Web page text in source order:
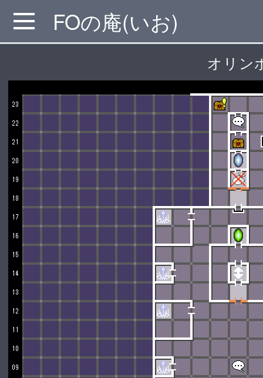
MENU FOの庵(いお)
オリン